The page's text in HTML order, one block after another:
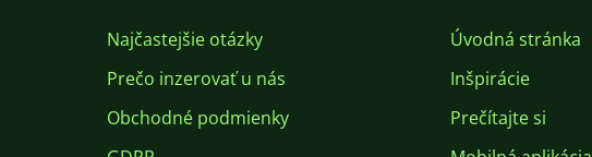
Najčastejšie otázky
Prečo inzerovať u nás
Obchodné podmienky
Úvodná stránka
Inšpirácie
Prečítajte si